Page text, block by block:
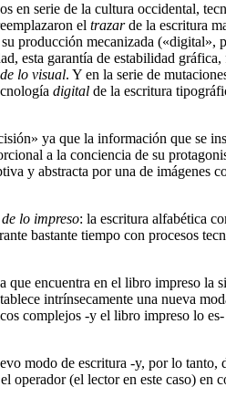
en serie de la cultura occidental,
el trazarde la escritura
mecanizada («digital»,
esta garantía de estabilidad
lo visual. Y en la serie de
digital de la escritura
ya que la información que se
a la conciencia de su
y abstracta por una de imágenes
lo impreso: la escritura alfabética
bastante tiempo con procesos
encuentra en el libro impreso la
intrínsecamente una nueva
complejos -y el libro impreso lo
modo de escritura -y, por lo
operador (el lector en este caso) en